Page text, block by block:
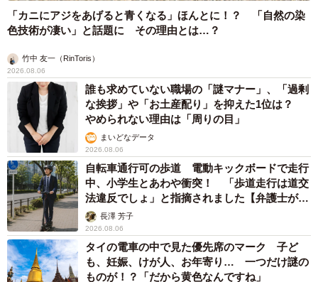
「なんじゃこりゃ！」「ロボ？」大阪・梅田にそびえる物体の
正体は？ 昭和の遺産を調査してみた結果…
太田 浩子
2026.08.06
エジプトで自撮りしていたら、ガイドが「撮り